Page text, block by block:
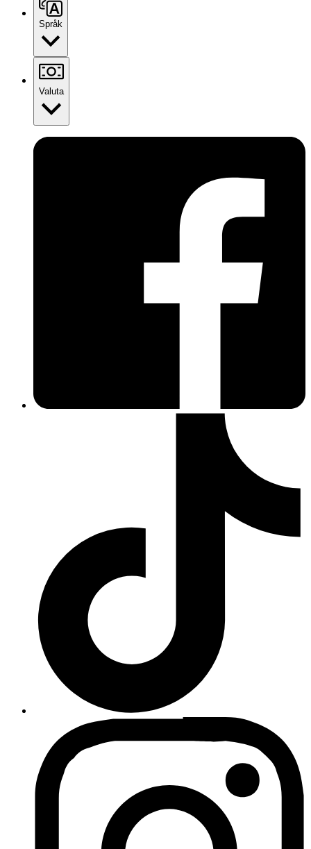
Språk
Valuta